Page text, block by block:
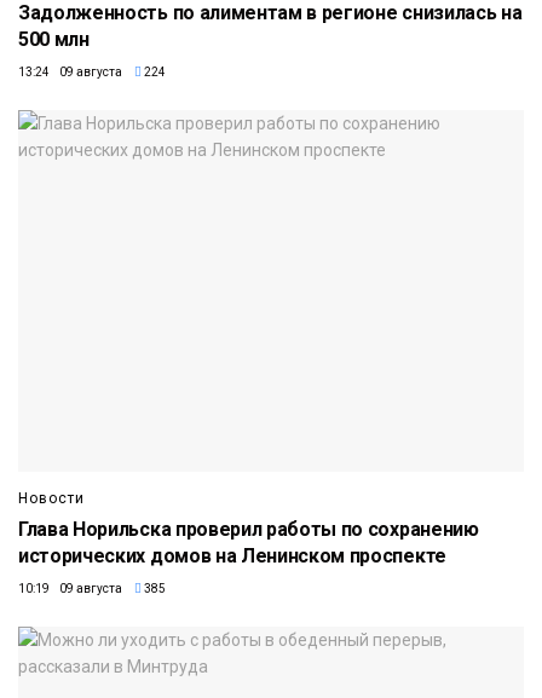
Задолженность по алиментам в регионе снизилась на
500 млн
13:24 09 августа 224
Новости
Глава Норильска проверил работы по сохранению
исторических домов на Ленинском проспекте
10:19 09 августа 385